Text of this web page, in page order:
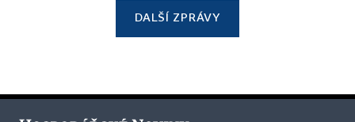
DALŠÍ ZPRÁVY